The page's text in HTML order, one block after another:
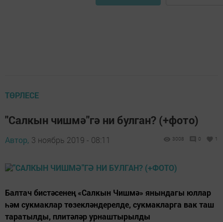
ТӨРЛЕСЕ
"Салкын чишмә"гә ни булган? (+фото)
Автор, 3 ноябрь 2019 - 08:11 3008 0 1
Балтач бистәсенең «Салкын Чишмә» янындагы юллар
һәм сукмаклар төзекләндерелде, сукмакларга вак таш
таратылды, плитәләр урнаштырылды